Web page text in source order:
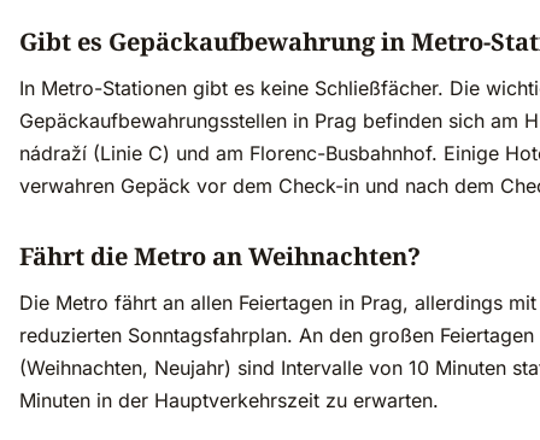
Gibt es Gepäckaufbewahrung in Metro-
In Metro-Stationen gibt es keine Schließfächer. Die
Gepäckaufbewahrungsstellen in Prag befinden sich am
nádraží (Linie C) und am Florenc-Busbahnhof. Einige
verwahren Gepäck vor dem Check-in und nach dem
Fährt die Metro an Weihnachten?
Die Metro fährt an allen Feiertagen in Prag, allerdings
reduzierten Sonntagsfahrplan. An den großen Feiertagen
(Weihnachten, Neujahr) sind Intervalle von 10 Minuten
Minuten in der Hauptverkehrszeit zu erwarten.